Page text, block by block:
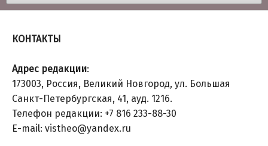
КОНТАКТЫ
Адрес редакции:
173003, Россия, Великий Новгород, ул. Большая
Санкт-Петербургская, 41, ауд. 1216.
Телефон редакции: +7 816 233-88-30
E-mail: vistheo@yandex.ru